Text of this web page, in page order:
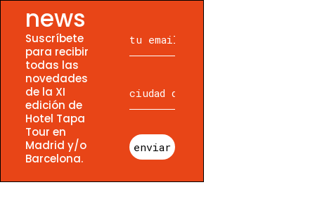
news
Suscríbete
para recibir
todas las
novedades
de la XI
edición de
Hotel Tapa
Tour en
Madrid y/o
Barcelona.
enviar